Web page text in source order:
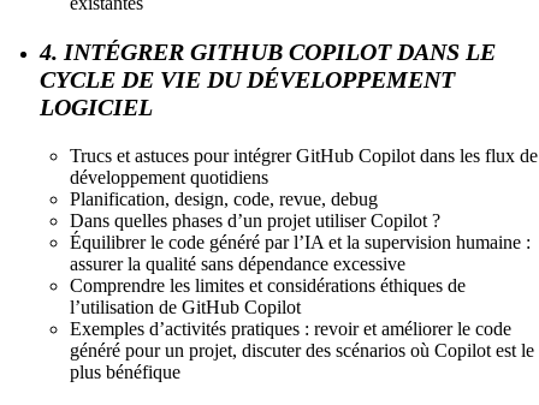
4. INTÉGRER GITHUB COPILOT DANS LE
CYCLE DE VIE DU DÉVELOPPEMENT
LOGICIEL
Trucs et astuces pour intégrer GitHub Copilot dans les flux de
développement quotidiens
Planification, design, code, revue, debug
Dans quelles phases d’un projet utiliser Copilot ?
Équilibrer le code généré par l’IA et la supervision humaine :
assurer la qualité sans dépendance excessive
Comprendre les limites et considérations éthiques de
l’utilisation de GitHub Copilot
Exemples d’activités pratiques : revoir et améliorer le code
généré pour un projet, discuter des scénarios où Copilot est le
plus bénéfique